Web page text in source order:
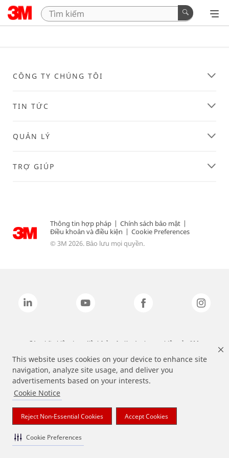
This website uses cookies on your device to enhance site
navigation, analyze site usage, and deliver you
advertisements based on your interests.
Cookie Notice
Reject Non-Essential Cookies Accept Cookies
Cookie Preferences
CÔNG TY CHÚNG TÔI
TIN TỨC
QUẢN LÝ
TRỢ GIÚP
Thông tin hợp pháp | Chính sách bảo mật |
Điều khoản và điều kiện | Cookie Preferences
© 3M 2026. Bảo lưu mọi quyền.
Các nhãn hiệu được liệt kê ở trên là các thương hiệu của 3M.